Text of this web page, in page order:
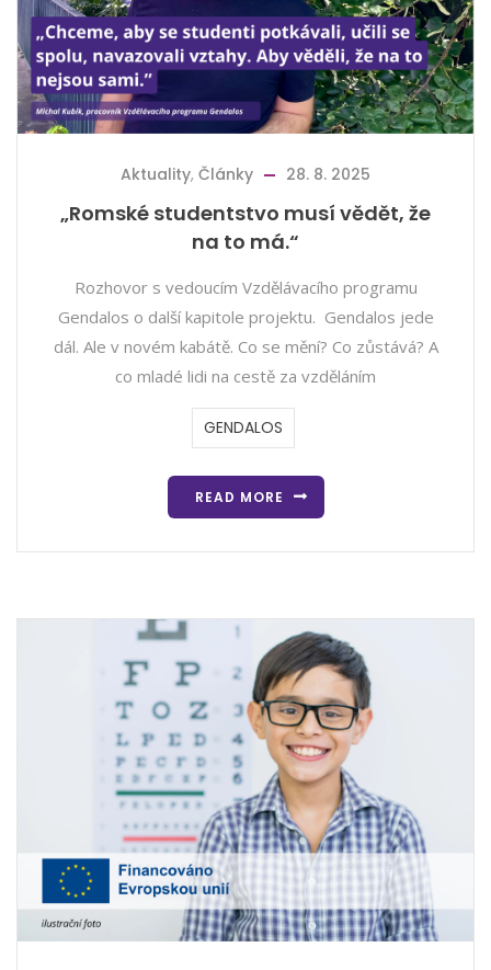
Aktuality, Články 28. 8. 2025
„Romské studentstvo musí vědět, že
na to má.“
Rozhovor s vedoucím Vzdělávacího programu
Gendalos o další kapitole projektu. Gendalos jede
dál. Ale v novém kabátě. Co se mění? Co zůstává? A
co mladé lidi na cestě za vzděláním
GENDALOS
READ MORE